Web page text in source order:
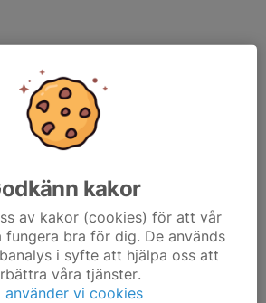
kakor
av kakor (cookies) för att vår
fungera bra för dig. De används
i syfte att hjälpa oss att
våra tjänster.
använder vi cookies